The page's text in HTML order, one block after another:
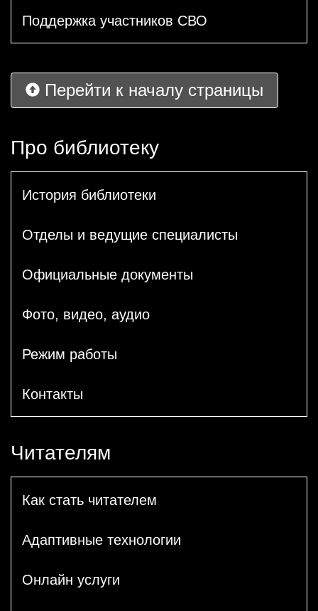
Поддержка участников СВО
Перейти к началу страницы
Про библиотеку
История библиотеки
Отделы и ведущие специалисты
Официальные документы
Фото, видео, аудио
Режим работы
Контакты
Читателям
Как стать читателем
Адаптивные технологии
Онлайн услуги